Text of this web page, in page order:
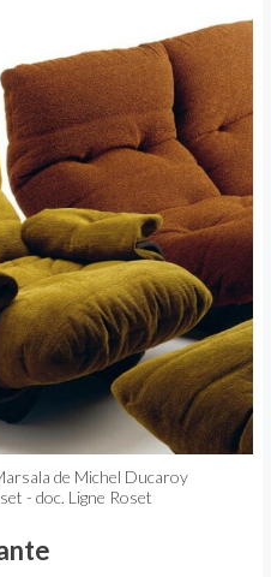
de Michel Ducaroy
- doc. Ligne Roset